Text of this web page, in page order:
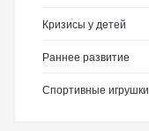
Кризисы у детей
Раннее развитие
Спортивные игрушки